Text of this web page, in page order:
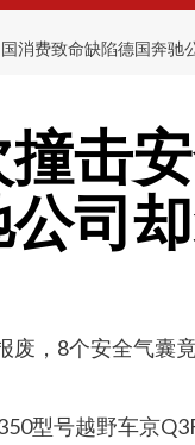
消费致命缺陷德国奔驰
击
司
，8个安全气
型号越野车京